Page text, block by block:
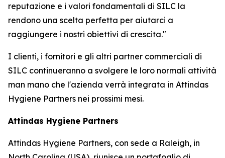
reputazione e i valori fondamentali di SILC la
rendono una scelta perfetta per aiutarci a
raggiungere i nostri obiettivi di crescita."
I clienti, i fornitori e gli altri partner commerciali di
SILC continueranno a svolgere le loro normali attività
man mano che l'azienda verrà integrata in Attindas
Hygiene Partners nei prossimi mesi.
Attindas Hygiene Partners
Attindas Hygiene Partners, con sede a Raleigh, in